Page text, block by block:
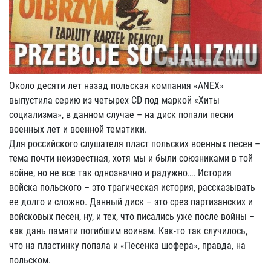
Около десяти лет назад польская компания «ANEX»
выпустила серию из четырех CD под маркой «Хиты
социализма», в данном случае – на диск попали песни
военных лет и военной тематики.
Для российского слушателя пласт польских военных песен –
тема почти неизвестная, хотя мы и были союзниками в той
войне, но не все так однозначно и радужно…. История
войска польского – это трагическая история, рассказывать
ее долго и сложно. Данный диск – это срез партизанских и
войсковых песен, ну, и тех, что писались уже после войны –
как дань памяти погибшим воинам. Как-то так случилось,
что на пластинку попала и «Песенка шофера», правда, на
польском.